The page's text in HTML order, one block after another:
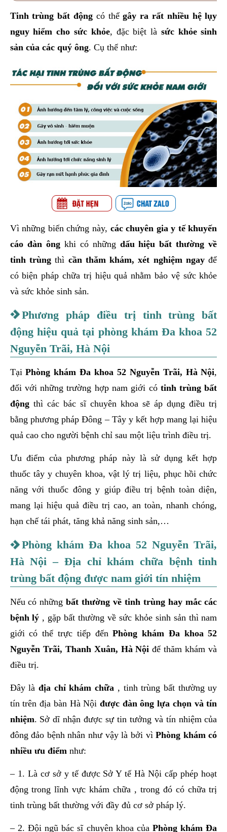
Tinh trùng bất động có thểgây ra rất nhiều hệ lụy
nguy hiểm cho sức khỏe, đặc biệt là sức khỏe sinh
sản của các quý ông. Cụ thể như:
Vì những biến chứng này, các chuyên gia y tế khuyến
cáo đàn ôngkhi có những dấu hiệu bất thường về
tinh trùngthì cần thăm khám, xét nghiệm ngay để
có biện pháp chữa trị hiệu quả nhằm bảo vệ sức khỏe
và sức khỏe sinh sản.
Phương pháp điều trị tinh trùng bất
động hiệu quả tại phòng khám Đa khoa 52
Nguyễn Trãi, Hà Nội
TạiPhòng khám Đa khoa 52 Nguyễn Trãi, Hà Nội,
đối với những trường hợp nam giới có tinh trùng bất
độngthì các bác sĩ chuyên khoa sẽ áp dụng điều trị
bằng phương pháp Đông – Tây y kết hợp mang lại hiệu
quả cao cho người bệnh chỉ sau một liệu trình điều trị.
Ưu điểm của phương pháp này là sử dụng kết hợp
thuốc tây y chuyên khoa, vật lý trị liệu, phục hồi chức
năng với thuốc đông y giúp điều trị bệnh toàn diện,
mang lại hiệu quả điều trị cao, an toàn, nhanh chóng,
hạn chế tái phát, tăng khả năng sinh sản,…
Phòng khám Đa khoa 52 Nguyễn Trãi,
Hà Nội – Địa chỉ khám chữa bệnh tinh
trùng bất động được nam giới tín nhiệm
Nếu có nhữngbất thường về tinh trùng hay mắc các
bệnh lý , gặp bất thường về sức khỏe sinh sản thì nam
giới có thể trực tiếp đếnPhòng khám Đa khoa 52
Nguyễn Trãi, Thanh Xuân, Hà Nội để thăm khám và
điều trị.
Đây làđịa chỉ khám chữa , tinh trùng bất thường uy
tín trên địa bàn Hà Nội được đàn ông lựa chọn và tín
nhiệm. Sở dĩ nhận được sự tin tưởng và tín nhiệm của
đông đảo bệnh nhân như vậy là bởi vìPhòng khám có
nhiều ưu điểmnhư:
– 1. Là cơ sở y tế được Sở Y tế Hà Nội cấp phép hoạt
động trong lĩnh vực khám chữa , trong đó có chữa trị
tinh trùng bất thường với đầy đủ cơ sở pháp lý.
– 2. Đội ngũ bác sĩ chuyên khoa củaPhòng khám Đa